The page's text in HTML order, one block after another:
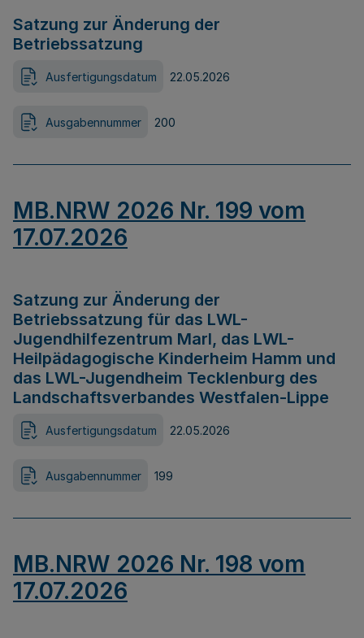
Satzung zur Änderung der
Betriebssatzung
Ausfertigungsdatum 22.05.2026
Ausgabennummer 200
MB.NRW 2026 Nr. 199 vom
17.07.2026
Satzung zur Änderung der
Betriebssatzung für das LWL-
Jugendhilfezentrum Marl, das LWL-
Heilpädagogische Kinderheim Hamm und
das LWL-Jugendheim Tecklenburg des
Landschaftsverbandes Westfalen-Lippe
Ausfertigungsdatum 22.05.2026
Ausgabennummer 199
MB.NRW 2026 Nr. 198 vom
17.07.2026